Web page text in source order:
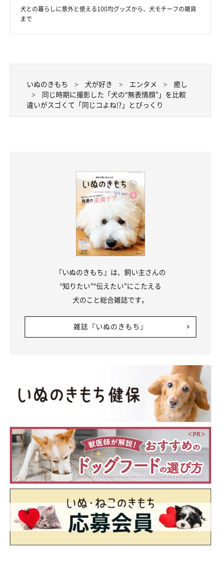
したばかりの頃に撮影した愛犬・しらたまちゃん（取材時9才／柴
犬）の姿が映っています。お迎え当時のことや成長したしらたまち
写真提供・取材協力／ @cuteshiratama さん／X（旧Twitter）
犬との暮らしに意外と使える100均グッズから、犬モチーフの雑貨
まで
いぬのきもち 犬が好き エンタメ
癒し
同じ時期に撮影した「犬の“無表情顔”」を比較
違いがスゴくて「同じコよね!?」とびっくり
『いぬのきもち』は、飼い主さんの
“知りたい”“伝えたい”にこたえる
犬のこと総合雑誌です。
雑誌『いぬのきもち』